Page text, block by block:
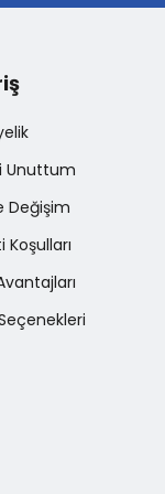
Unuttum
Değişim